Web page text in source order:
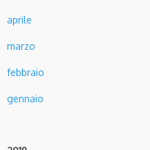
aprile
marzo
febbraio
gennaio